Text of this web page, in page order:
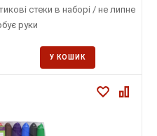
стеки в наборі / не липне
руки
У КОШИК